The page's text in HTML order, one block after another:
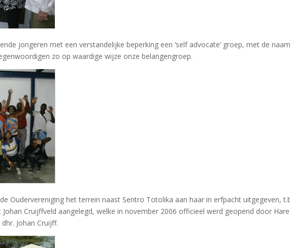
jongeren met een verstandelijke beperking een ‘self advocate’ groep, met de
zo op waardige wijze onze belangengroep.
Oudervereniging het terrein naast Sentro Totolika aan haar in erfpacht uitgegeven,
Cruijffveld aangelegd, welke in november 2006 officieel werd geopend door Hare
Johan Cruijff.